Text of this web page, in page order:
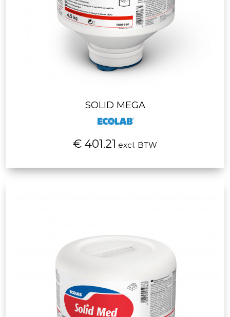
SOLID MEGA
€ 401.21 excl. BTW